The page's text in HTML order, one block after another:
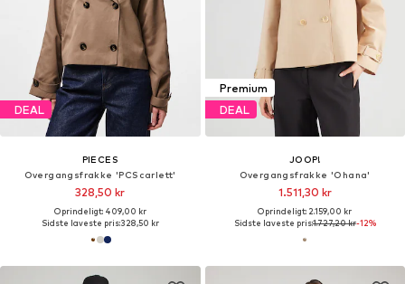
DEAL
PIECES
Overgangsfrakke 'PCScarlett'
328,50 kr
Oprindeligt: 409,00 kr
Sidste laveste pris:328,50 kr
Premium
DEAL
JOOP!
Overgangsfrakke 'Ohana'
1.511,30 kr
Oprindeligt: 2.159,00 kr
Sidste laveste pris:1.727,20 kr-12%